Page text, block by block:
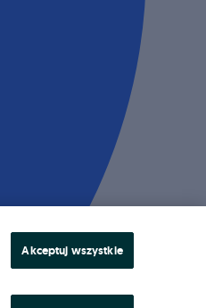
Akceptuj wszystkie